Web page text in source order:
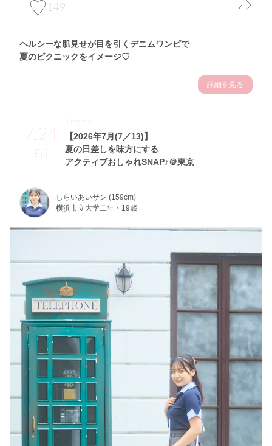
149
ヘルシーな肌見せが目を引くデニムワンピで
夏のピクニックをイメージ♡
詳細を見る
7.24
Fri
【2026年7月(7／13)】
夏の日差しを味方にする
アクティブおしゃれSNAP♪＠東京
Theme
しらいあいサン (159cm)
横浜市立大学二年・19歳